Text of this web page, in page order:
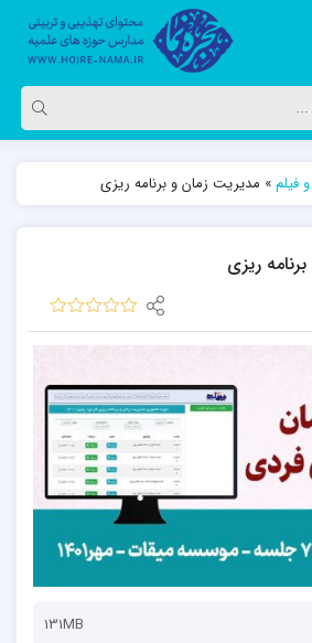
فیلم» مدیریت زمان و برنامه ریزی
ریزی
131MB